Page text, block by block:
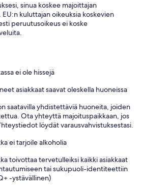
sinua koskee majoittajan
kuluttajan oikeuksia koskevien
peruutusoikeus ei koske
ei ole hissejä
asiakkaat saavat oleskella huoneissa
saatavilla yhdistettäviä huoneita, joiden
Ota yhteyttä majoituspaikkaan, jos
löydät varausvahvistuksestasi.
ei tarjoile alkoholia
toivottaa tervetulleiksi kaikki asiakkaat
tai sukupuoli-identiteettiin
-ystävällinen)